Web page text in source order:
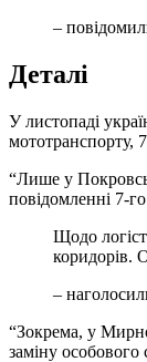
–
Деталі
У листопаді
мототранспорту,
“Лише у
повідомленні 7-
Щодо логістики. Логістичні шляхи вразливі до вогневого впливу противника, що ускладнює забезпечення та маневр. Фіксуються поодинокі випадки появи ворога біля логістичних
коридорів.
–
“Зокрема, у
заміну